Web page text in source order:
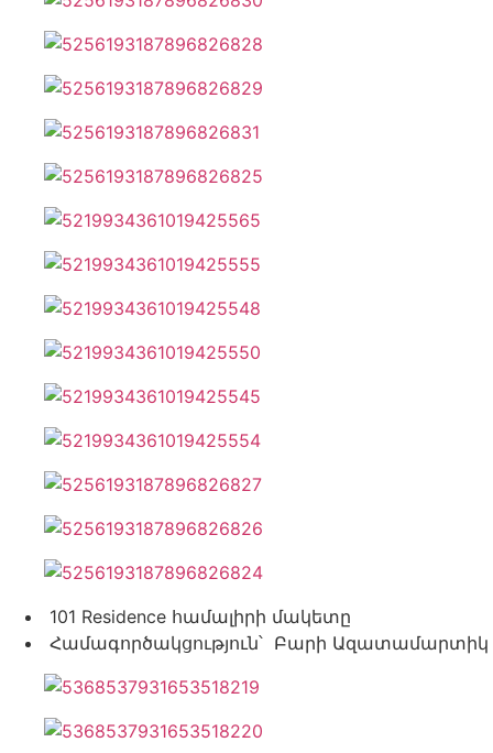
101 Residence համալիրի մակետը
Համագործակցություն՝ Բարի Ազատամարտիկ